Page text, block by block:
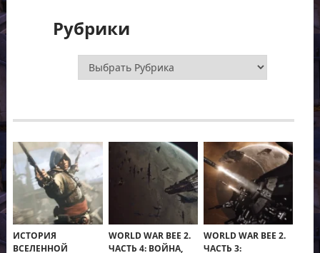
Рубрики
Рубрики
ИСТОРИЯ
ВСЕЛЕННОЙ
WORLD WAR BEE 2.
ЧАСТЬ 4: ВОЙНА,
WORLD WAR BEE 2.
ЧАСТЬ 3: